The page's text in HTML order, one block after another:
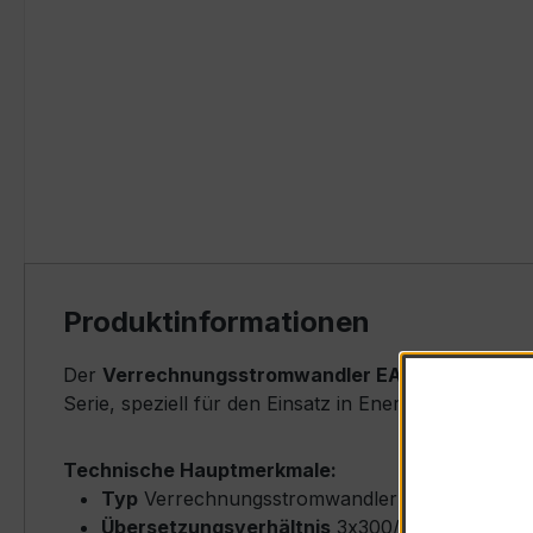
Produktinformationen
Der Verrechnungsstromwandler EASKD 31.8
Serie, speziell für den Einsatz in
Technische Hauptmerkmale:
Typ Verrechnungsstromwandler (Block-Typ) –
Übersetzungsverhältnis 3x300/1 A